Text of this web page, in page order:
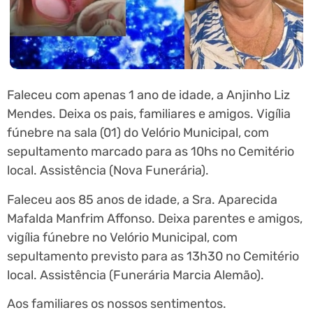
Faleceu com apenas 1 ano de idade, a Anjinho Liz
Mendes. Deixa os pais, familiares e amigos. Vigília
fúnebre na sala (01) do Velório Municipal, com
sepultamento marcado para as 10hs no Cemitério
local. Assistência (Nova Funerária).
Faleceu aos 85 anos de idade, a Sra. Aparecida
Mafalda Manfrim Affonso. Deixa parentes e amigos,
vigília fúnebre no Velório Municipal, com
sepultamento previsto para as 13h30 no Cemitério
local. Assistência (Funerária Marcia Alemão).
Aos familiares os nossos sentimentos.